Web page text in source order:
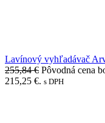
Lavínový vyhľadávač
255,84€ Pôvodná cena
215,25 €. s DPH